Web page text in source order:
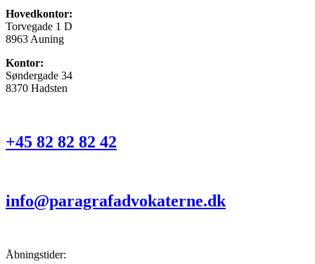
Hovedkontor:
Torvegade 1 D
8963 Auning
Kontor:
Søndergade 34
8370 Hadsten
+45 82 82 82 42
info@paragrafadvokaterne.dk
Åbningstider: